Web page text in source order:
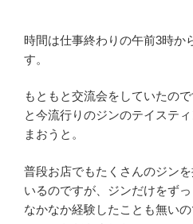
時間は仕事終わりの午前3時か
す。
もともと交流会をしていたの
と今流行りのジンのテイステ
まおうと。
普段お店でもたくさんのジン
いるのですが、ジンだけをず
なかなか経験したことも無い